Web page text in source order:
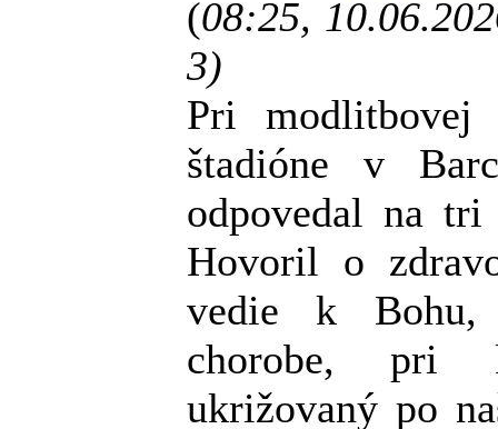
(08:25,
3)
Pri
štadióne v
odpovedal na
Hovoril o
vedie k
chorobe, pri
ukrižovaný po